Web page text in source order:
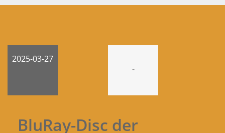
2025-03-27
-
BluRay-Disc der